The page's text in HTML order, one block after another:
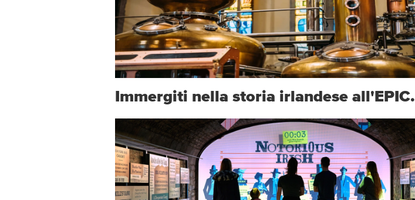
Immergiti nella storia irlandese all'EPIC.